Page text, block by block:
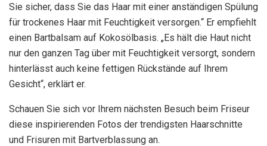
Sie sicher, dass Sie das Haar mit einer anständigen Spülung
für trockenes Haar mit Feuchtigkeit versorgen.“ Er empfiehlt
einen Bartbalsam auf Kokosölbasis. „Es hält die Haut nicht
nur den ganzen Tag über mit Feuchtigkeit versorgt, sondern
hinterlässt auch keine fettigen Rückstände auf Ihrem
Gesicht“, erklärt er.
Schauen Sie sich vor Ihrem nächsten Besuch beim Friseur
diese inspirierenden Fotos der trendigsten Haarschnitte
und Frisuren mit Bartverblassung an.